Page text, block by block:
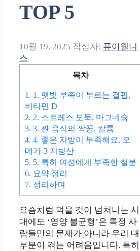
TOP 5
10월 19, 2025 작성자: 퓨어웰니
스
목차
1. 1. 햇빛 부족이 부르는 결핍,
비타민 D
2. 2. 스트레스 도둑, 마그네슘
3. 3. 짠 음식의 짝꿍, 칼륨
4. 4. 좋은 지방이 부족해요, 오
메가-3 지방산
5. 5. 특히 여성에게 부족한 철분
6. 요약 정리
7. 정리하며
요즘처럼 먹을 것이 넘쳐나는 시
대에도 ‘영양 불균형’은 특정 사
람들만의 문제가 아니라 우리 대
부분이 겪는 어려움입니다. 특히